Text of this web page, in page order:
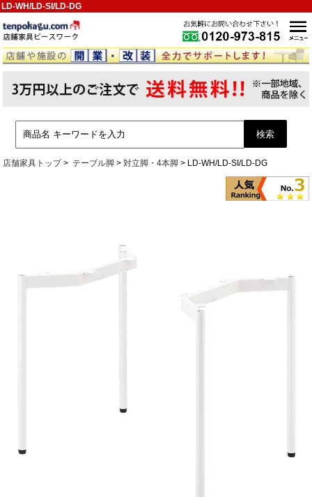
LD-WH/LD-SI/LD-DG
店舗家具トップ テーブル脚 対立脚・4本脚 LD-WH/LD-SI/LD-DG